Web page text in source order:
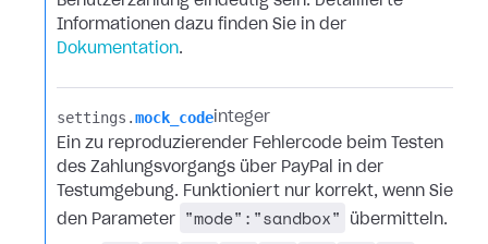
Informationen dazu finden Sie in der
Dokumentation.
settings.​mock_code integer
Ein zu reproduzierender Fehlercode beim Testen
des Zahlungsvorgangs über PayPal in der
Testumgebung. Funktioniert nur korrekt, wenn Sie
den Parameter
"mode":"sandbox" übermitteln.